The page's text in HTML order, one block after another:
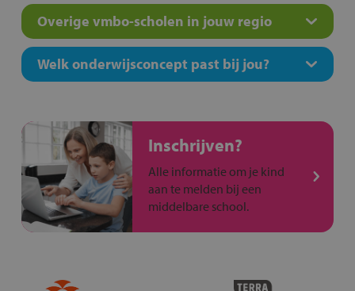
Overige vmbo-scholen in jouw regio
Welk onderwijsconcept past bij jou?
Inschrijven?
Alle informatie om je kind
aan te melden bij een
middelbare school.